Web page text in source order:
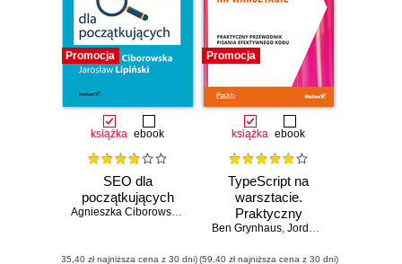
Promocja
książka ebook
SEO dla
początkujących
Agnieszka Ciborowska Jarosław Lipiński
(35,40 zł najniższa cena z 30 dni)
Promocja
książka ebook
TypeScript na
warsztacie.
Praktyczny
przewodnik pisania
Ben Grynhaus, Jordan Hudgens
(59,40 zł najniższa cena z 30 dni)